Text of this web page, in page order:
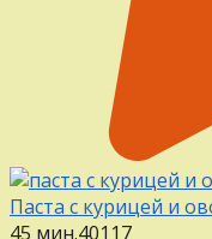
Паста с курицей и
45 мин.40117